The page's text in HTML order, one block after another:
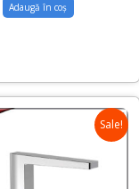
Adaugă în coș
Sale!